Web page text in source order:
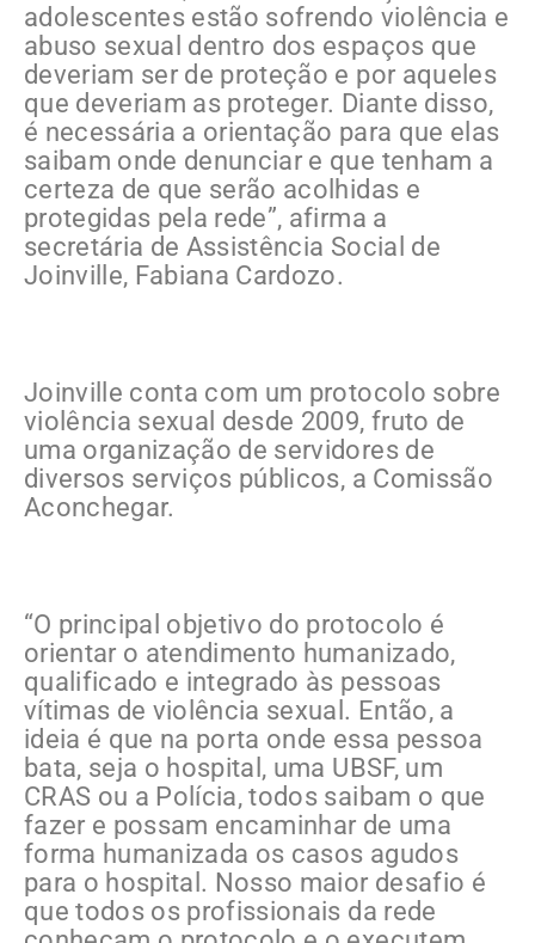
adolescentes estão sofrendo violência e
abuso sexual dentro dos espaços que
deveriam ser de proteção e por aqueles
que deveriam as proteger. Diante disso,
é necessária a orientação para que elas
saibam onde denunciar e que tenham a
certeza de que serão acolhidas e
protegidas pela rede”, afirma a
secretária de Assistência Social de
Joinville, Fabiana Cardozo.
Joinville conta com um protocolo sobre
violência sexual desde 2009, fruto de
uma organização de servidores de
diversos serviços públicos, a Comissão
Aconchegar.
“O principal objetivo do protocolo é
orientar o atendimento humanizado,
qualificado e integrado às pessoas
vítimas de violência sexual. Então, a
ideia é que na porta onde essa pessoa
bata, seja o hospital, uma UBSF, um
CRAS ou a Polícia, todos saibam o que
fazer e possam encaminhar de uma
forma humanizada os casos agudos
para o hospital. Nosso maior desafio é
que todos os profissionais da rede